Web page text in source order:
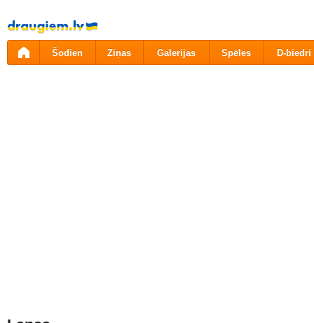
Pāriet
uz
saturu
Šodien Ziņas Galerijas Spēles D-biedri